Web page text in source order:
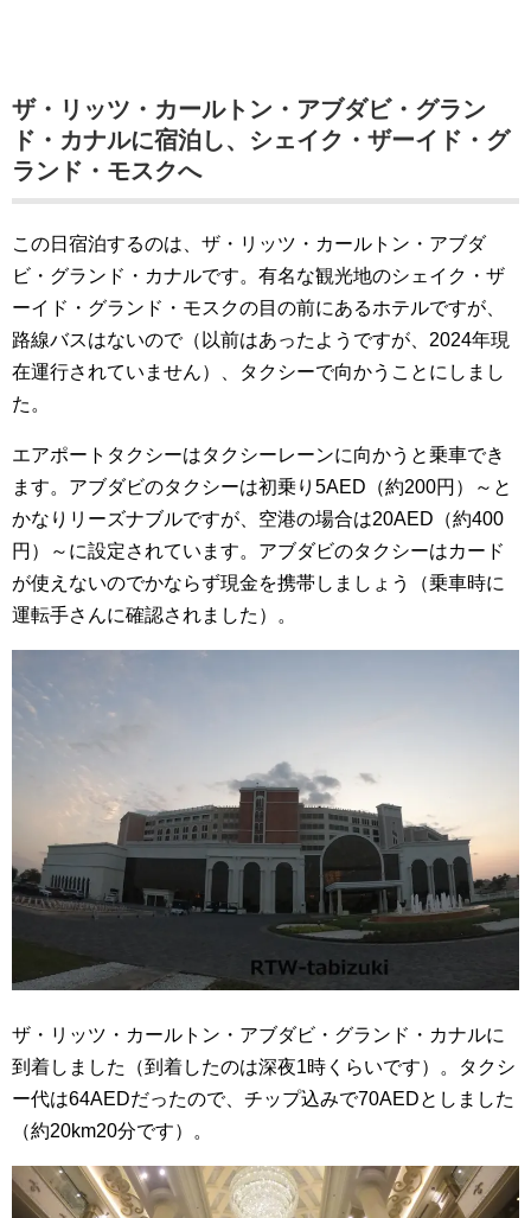
ザ・リッツ・カールトン・アブダビ・グラン
ド・カナルに宿泊し、シェイク・ザーイド・グ
ランド・モスクへ
この日宿泊するのは、ザ・リッツ・カールトン・アブダ
ビ・グランド・カナルです。有名な観光地のシェイク・ザ
ーイド・グランド・モスクの目の前にあるホテルですが、
路線バスはないので（以前はあったようですが、2024年現
在運行されていません）、タクシーで向かうことにしまし
た。
エアポートタクシーはタクシーレーンに向かうと乗車でき
ます。アブダビのタクシーは初乗り5AED（約200円）～と
かなりリーズナブルですが、空港の場合は20AED（約400
円）～に設定されています。アブダビのタクシーはカード
が使えないのでかならず現金を携帯しましょう（乗車時に
運転手さんに確認されました）。
ザ・リッツ・カールトン・アブダビ・グランド・カナルに
到着しました（到着したのは深夜1時くらいです）。タクシ
ー代は64AEDだったので、チップ込みで70AEDとしました
（約20km20分です）。